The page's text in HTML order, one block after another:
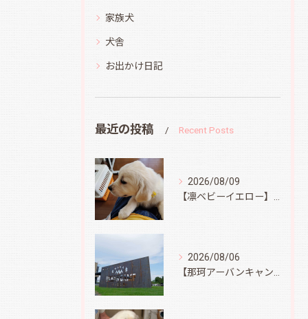
家族犬
犬舎
お出かけ日記
最近の投稿 Recent Posts
2026/08/09
2026/08/06